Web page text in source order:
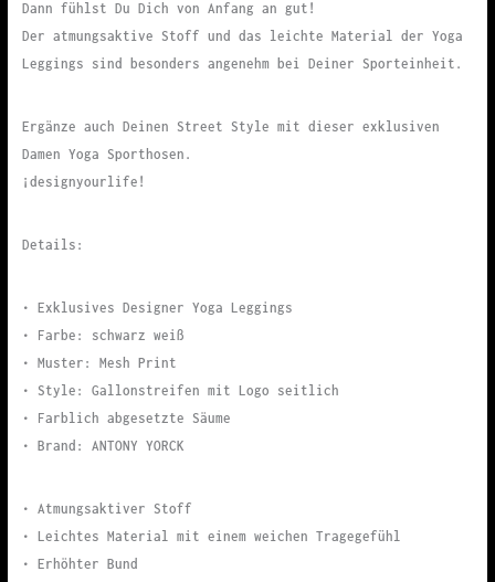
Dann fühlst Du Dich von Anfang an gut!
Der atmungsaktive Stoff und das leichte Material der Yoga
Leggings sind besonders angenehm bei Deiner Sporteinheit.
Ergänze auch Deinen Street Style mit dieser exklusiven
Damen Yoga Sporthosen.
¡designyourlife!
Details:
• Exklusives Designer Yoga Leggings
• Farbe: schwarz weiß
• Muster: Mesh Print
• Style: Gallonstreifen mit Logo seitlich
• Farblich abgesetzte Säume
• Brand: ANTONY YORCK
• Atmungsaktiver Stoff
• Leichtes Material mit einem weichen Tragegefühl
• Erhöhter Bund